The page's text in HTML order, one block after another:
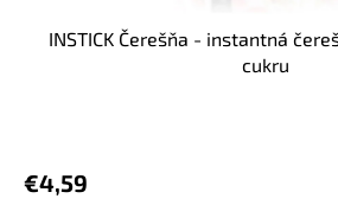
INSTICK Čerešňa - instantná
cukru
€4,59